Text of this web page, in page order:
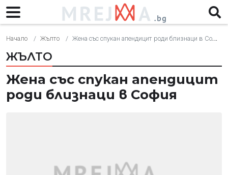
Начало Жълто Жена със спукан апендицит роди близнаци в София
ЖЪЛТО
Жена със спукан апендицит
роди близнаци в София